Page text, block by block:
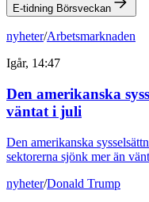
E-tidning Börsveckan
nyheter/Arbetsmarknaden
Igår, 14:47
Den amerikanska
väntat i juli
Den amerikanska
sektorerna sjönk mer än
nyheter/Donald Trump